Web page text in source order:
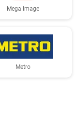
Mega Image
Metro